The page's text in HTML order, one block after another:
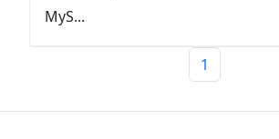
MyS...
1